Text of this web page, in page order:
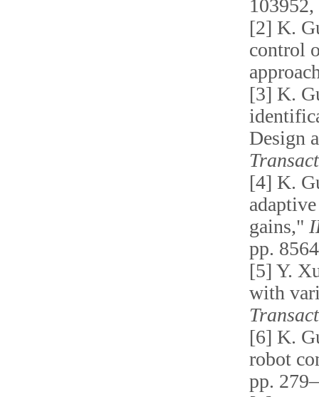
[2] K.
control
[3] K.
Design
[4] K.
gains,"
pp.
[5] Y.
with
[6] K.
robot
pp.